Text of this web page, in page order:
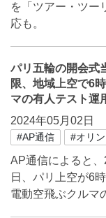
を「ツアー・ツー
応も。
パリ五輪の開会式
限、地域上空で6
マの有人テスト運
2024年05月02日
#AP通信 #オリ
AP通信によると
日、パリ上空が6
電動空飛ぶクルマ